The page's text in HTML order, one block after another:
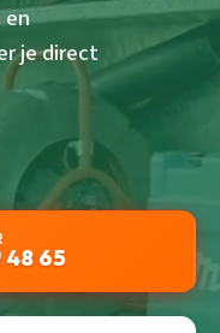
en
je direct
48 65